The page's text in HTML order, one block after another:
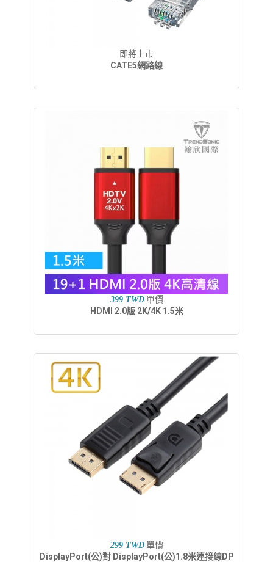
即將上市
CATE5網路線
399 TWD 單價
HDMI 2.0版 2K/4K 1.5米
299 TWD 單價
DisplayPort(公)對 DisplayPort(公)1.8米連接線DP